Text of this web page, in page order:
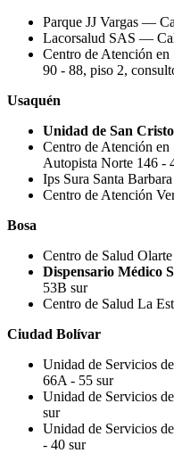
Parque JJ Vargas —
Lacorsalud SAS —
Centro de Atención
90 - 88, piso 2,
Usaquén
Unidad de San
Centro de Atención
Autopista Norte 146 -
Ips Sura Santa
Centro de Atención
Bosa
Centro de Salud
Dispensario Médico
53B sur
Centro de Salud La
Ciudad Bolívar
Unidad de Servicios
66A - 55 sur
Unidad de Servicios
sur
Unidad de Servicios
- 40 sur